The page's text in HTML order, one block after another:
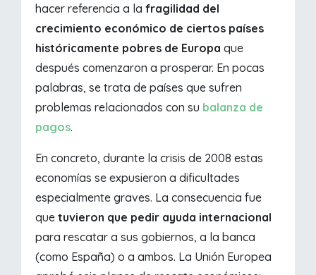
hacer referencia a lafragilidad del
crecimiento económico de ciertos países
históricamente pobres de Europa que
después comenzaron a prosperar. En pocas
palabras, se trata de países que sufren
problemas relacionados con su balanza de
pagos.
En concreto, durante la crisis de 2008 estas
economías se expusieron a dificultades
especialmente graves. La consecuencia fue
que tuvieron que pedir ayuda internacional
para rescatar a sus gobiernos, a la banca
(como España) o a ambos. La Unión Europea